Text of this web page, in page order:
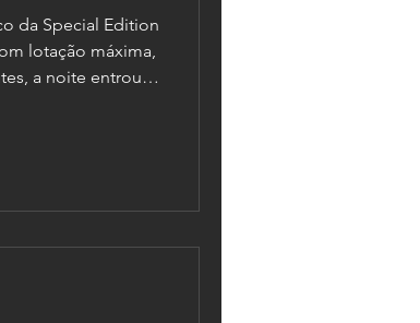
da Special Edition
lotação máxima,
a noite entrou